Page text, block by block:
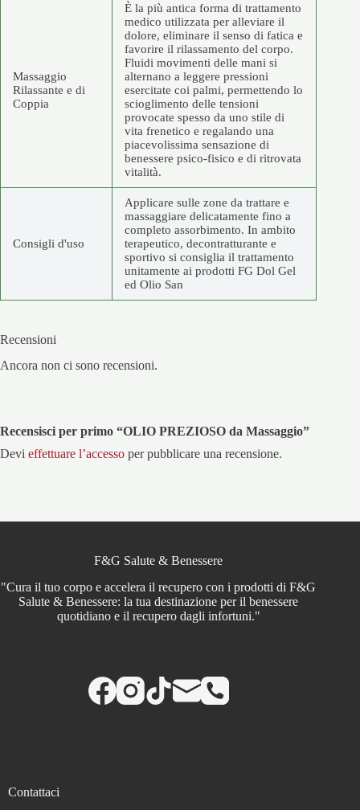
Massaggio
Rilassante e di
Coppia
È la più antica forma di trattamento
medico utilizzata per alleviare il
dolore, eliminare il senso di fatica e
favorire il rilassamento del corpo.
Fluidi movimenti delle mani si
alternano a leggere pressioni
esercitate coi palmi, permettendo lo
scioglimento delle tensioni
provocate spesso da uno stile di
vita frenetico e regalando una
piacevolissima sensazione di
benessere psico-fisico e di ritrovata
vitalità.
Consigli d'uso
Applicare sulle zone da trattare e
massaggiare delicatamente fino a
completo assorbimento. In ambito
terapeutico, decontratturante e
sportivo si consiglia il trattamento
unitamente ai prodotti FG Dol Gel
ed Olio San
Recensioni
Ancora non ci sono recensioni.
Recensisci per primo “OLIO PREZIOSO da Massaggio”
Devi effettuare l’accesso per pubblicare una recensione.
F&G Salute & Benessere
"Cura il tuo corpo e accelera il recupero con i prodotti di F&G
Salute & Benessere: la tua destinazione per il benessere
quotidiano e il recupero dagli infortuni."
Contattaci